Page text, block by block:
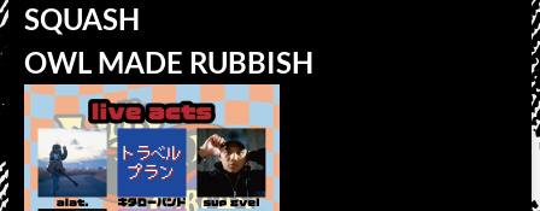
SQUASH
OWL MADE RUBBISH